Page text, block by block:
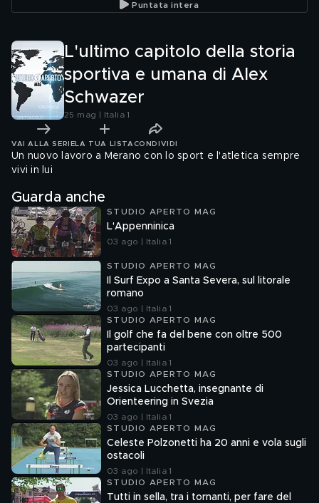
Puntata intera
L'ultimo capitolo della storia
sportiva e umana di Alex
Schwazer
25 mag | Italia 1
VAI ALLA SERIE LA TUA LISTA CONDIVIDI
Un nuovo lavoro a Merano con lo sport e l'atletica sempre
vivi in lui
Guarda anche
STUDIO APERTO MAG
L'Appenninica
03 ago | Italia 1
STUDIO APERTO MAG
Il Surf Expo a Santa Severa, sul litorale
romano
03 ago | Italia 1
STUDIO APERTO MAG
Il golf che fa del bene con oltre 500
partecipanti
03 ago | Italia 1
STUDIO APERTO MAG
Jessica Lucchetta, insegnante di
Orienteering in Svezia
03 ago | Italia 1
STUDIO APERTO MAG
Celeste Polzonetti ha 20 anni e vola sugli
ostacoli
03 ago | Italia 1
STUDIO APERTO MAG
Tutti in sella, tra i tornanti, per fare del